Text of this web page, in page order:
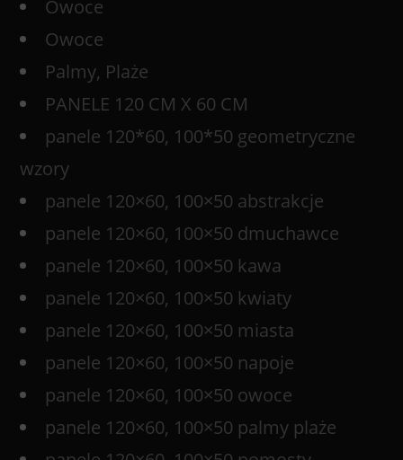
Owoce
Owoce
Palmy, Plaże
PANELE 120 CM X 60 CM
panele 120*60, 100*50 geometryczne
wzory
panele 120×60, 100×50 abstrakcje
panele 120×60, 100×50 dmuchawce
panele 120×60, 100×50 kawa
panele 120×60, 100×50 kwiaty
panele 120×60, 100×50 miasta
panele 120×60, 100×50 napoje
panele 120×60, 100×50 owoce
panele 120×60, 100×50 palmy plaże